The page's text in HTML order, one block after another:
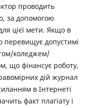
проводить
за допомогою
цієї мети. Якщо в
перевищує допустимі
коледжем/
що фінансує роботу,
дій журнал
в Інтернеті
факт плагіату і